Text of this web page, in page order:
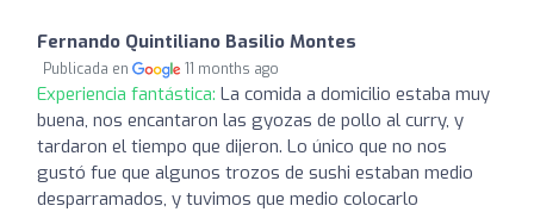
Fernando Quintiliano Basilio Montes
Publicada en 11 months ago
Experiencia fantástica: La comida a domicilio estaba muy
buena, nos encantaron las gyozas de pollo al curry, y
tardaron el tiempo que dijeron. Lo único que no nos
gustó fue que algunos trozos de sushi estaban medio
desparramados, y tuvimos que medio colocarlo